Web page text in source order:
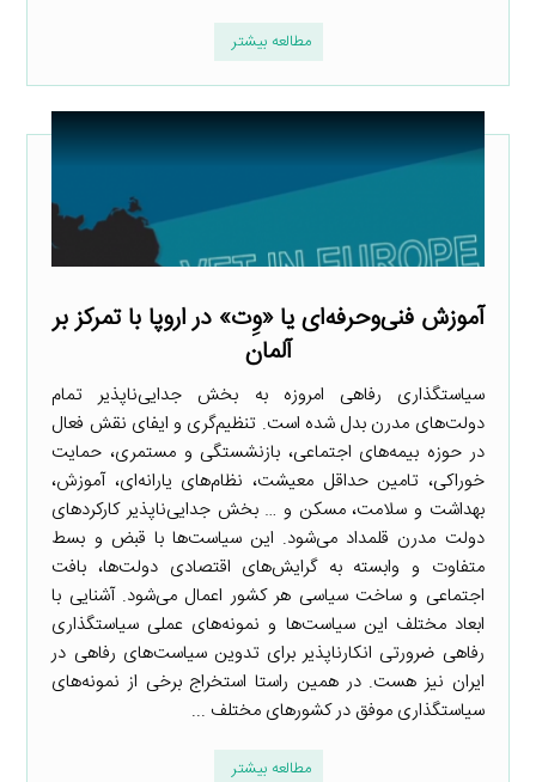
مطالعه بیشتر
آموزش فنی‌وحرفه‌ای یا «وِت» در اروپا با تمرکز بر
آلمان
سیاستگذاری رفاهی امروزه به بخش جدایی‌ناپذیر تمام
دولت‌های مدرن بدل شده است. تنظیم‌گری و ایفای نقش فعال
در حوزه بیمه‌های اجتماعی، بازنشستگی و مستمری، حمایت
خوراکی، تامین حداقل معیشت، نظام‌های یارانه‌ای، آموزش،
بهداشت و سلامت، مسکن و … بخش جدایی‌ناپذیر کارکردهای
دولت مدرن قلمداد می‌شود. این سیاست‌ها با قبض و بسط
متفاوت و وابسته به گرایش‌های اقتصادی دولت‌ها، بافت
اجتماعی و ساخت سیاسی هر کشور اعمال می‌شود. آشنایی با
ابعاد مختلف این سیاست‌ها و نمونه‌های عملی سیاستگذاری
رفاهی ضرورتی انکارناپذیر برای تدوین سیاست‌های رفاهی در
ایران نیز هست. در همین راستا استخراج برخی از نمونه‌های
سیاستگذاری موفق در کشورهای مختلف ...
مطالعه بیشتر